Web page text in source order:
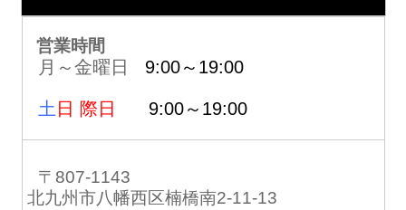
営業時間
月～金曜日 9:00～19:00
土 日 際日 9:00～19:00
〒807-1143
北九州市八幡西区楠橋南2-11-13